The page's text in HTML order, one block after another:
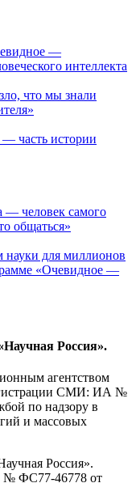
—
интеллекта
что мы знали
часть истории
— человек самого
общаться»
науки для миллионов
«Очевидное —
Россия».
агентством
СМИ: ИА №
по надзору в
и массовых
Россия».
№ ФС77-46778 от